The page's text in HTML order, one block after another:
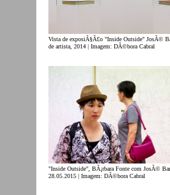
Vista de exposiÃ§Ã£o "Inside Outside" JosÃ©
de artista, 2014 | Imagem: DÃ©bora Cabral
"Inside Outside", BÃ¡rbara Fonte com JosÃ©
28.05.2015 | Imagem: DÃ©bora Cabral